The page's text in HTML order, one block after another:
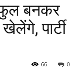
बनकर
पार्टी
0
66